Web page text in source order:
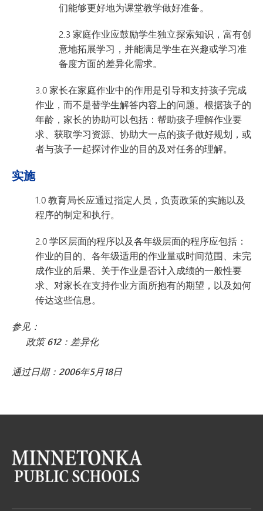
们能够更好地为课堂教学做好准备。
2.3 家庭作业应鼓励学生独立探索知识，富有创
意地拓展学习，并能满足学生在兴趣或学习准
备度方面的差异化需求。
3.0 家长在家庭作业中的作用是引导和支持孩子完成
作业，而不是替学生解答内容上的问题。根据孩子的
年龄，家长的协助可以包括：帮助孩子理解作业要
求、获取学习资源、协助大一点的孩子做好规划，或
者与孩子一起探讨作业的目的及对任务的理解。
实施
1.0 教育局长应通过指定人员，负责政策的实施以及
程序的制定和执行。
2.0 学区层面的程序以及各年级层面的程序应包括：
作业的目的、各年级适用的作业量或时间范围、未完
成作业的后果、关于作业是否计入成绩的一般性要
求、对家长在支持作业方面所抱有的期望，以及如何
传达这些信息。
参见：
政策 612：差异化
通过日期：2006年5月18日